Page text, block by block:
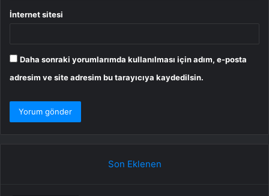
İnternet sitesi
Daha sonraki yorumlarımda kullanılması için adım, e-posta
adresim ve site adresim bu tarayıcıya kaydedilsin.
Son Eklenen